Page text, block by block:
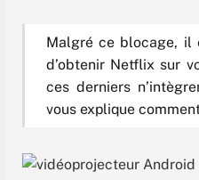
Malgré ce blocage, il
d’obtenir Netflix sur
ces derniers
vous explique